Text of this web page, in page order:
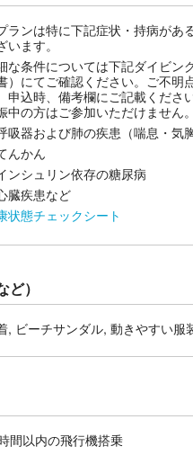
ランは特に下記症状・持病があ
います。
な条件については下記ダイビン
）にてご確認ください。ご不明
申込時、備考欄にご記載くださ
中の方はご参加いただけません。
吸器および肺の疾患（喘息・気
んかん
ンシュリン依存の糖尿病
臓疾患など
状態チェックシート
）
, ビーチサンダル, 動きやすい服
間以内の飛行機搭乗